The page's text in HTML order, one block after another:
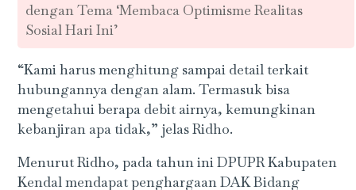
dengan Tema ‘Membaca Optimisme Realitas
Sosial Hari Ini’
“Kami harus menghitung sampai detail terkait
hubungannya dengan alam. Termasuk bisa
mengetahui berapa debit airnya, kemungkinan
kebanjiran apa tidak,” jelas Ridho.
Menurut Ridho, pada tahun ini DPUPR Kabupaten
Kendal mendapat penghargaan DAK Bidang